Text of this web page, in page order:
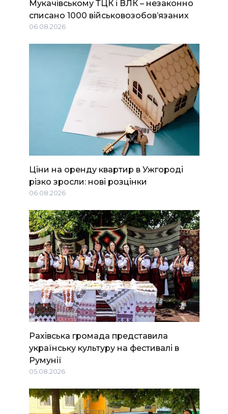
Мукачівському ТЦК і ВЛК – незаконно
списано 1000 військовозобов’язаних
06.08.2026
Ціни на оренду квартир в Ужгороді
різко зросли: нові розцінки
06.08.2026
Рахівська громада представила
українську культуру на фестивалі в
Румунії
05.08.2026